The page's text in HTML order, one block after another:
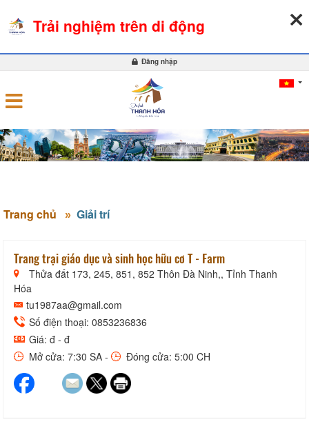
Đăng nhập
Trang chủ Giải trí
Trang trại giáo dục và sinh học hữu cơ T - Farm
Thửa đất 173, 245, 851, 852 Thôn Đà Ninh,, Tỉnh Thanh
Hóa
tu1987aa@gmail.com
Số điện thoại: 0853236836
Giá: đ - đ
Mở cửa: 7:30 SA -
Đóng cửa: 5:00 CH
Trải nghiệm trên di động